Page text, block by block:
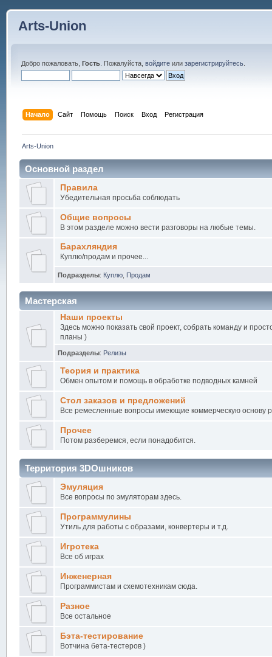
Arts-Union
Добро пожаловать, Гость. Пожалуйста, войдитеили зарегистрируйтесь.
Начало Сайт Помощь Поиск Вход Регистрация
Arts-Union
Основной раздел
Правила
Убедительная просьба соблюдать
Общие вопросы
В этом разделе можно вести разговоры на любые темы.
Барахляндия
Куплю/продам и прочее...
Подразделы: Куплю, Продам
Мастерская
Наши проекты
Здесь можно показать свой проект, собрать команду и
планы )
Подразделы: Релизы
Теория и практика
Обмен опытом и помощь в обработке подводных камней
Стол заказов и предложений
Все ремесленные вопросы имеющие коммерческую основу
Прочее
Потом разберемся, если понадобится.
Территория 3DOшников
Эмуляция
Все вопросы по эмуляторам здесь.
Программулины
Утиль для работы с образами, конвертеры и т.д.
Игротека
Все об играх
Инженерная
Программистам и схемотехникам сюда.
Разное
Все остальное
Бэта-тестирование
Вотчина бета-тестеров )